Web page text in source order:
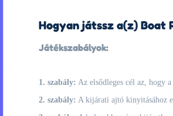
Hogyan játssz a(z) Boat
Játékszabályok:
1. szabály: Az elsődleges cél az, hogy
2. szabály: A kijárati ajtó kinyitásához